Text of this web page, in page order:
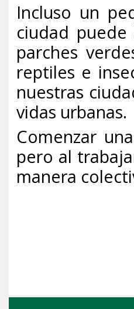
Incluso un
ciudad
parches
reptiles e
nuestras
vidas urbanas.
Comenzar
pero al
manera